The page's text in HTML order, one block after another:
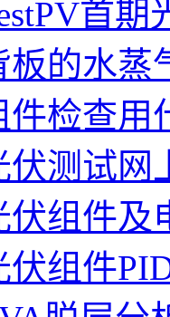
首
板的水蒸
件检查用
伏测试网
伏组件及
伏组件